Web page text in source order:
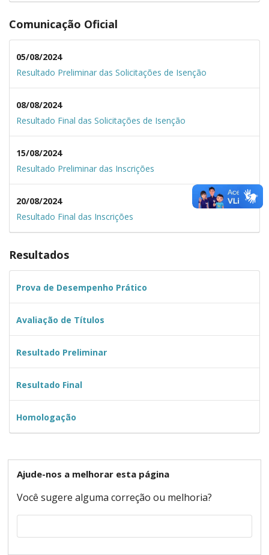
Comunicação Oficial
05/08/2024
Resultado Preliminar das Solicitações de Isenção
08/08/2024
Resultado Final das Solicitações de Isenção
15/08/2024
Resultado Preliminar das Inscrições
20/08/2024
Resultado Final das Inscrições
Resultados
Prova de Desempenho Prático
Avaliação de Títulos
Resultado Preliminar
Resultado Final
Homologação
Ajude-nos a melhorar esta página
Você sugere alguma correção ou melhoria?